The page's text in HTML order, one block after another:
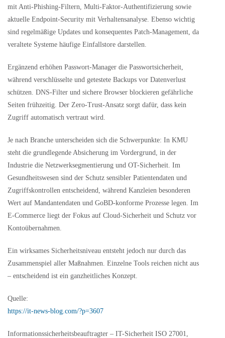
mit Anti-Phishing-Filtern, Multi-Faktor-Authentifizierung sowie
aktuelle Endpoint-Security mit Verhaltensanalyse. Ebenso wichtig
sind regelmäßige Updates und konsequentes Patch-Management, da
veraltete Systeme häufige Einfallstore darstellen.
Ergänzend erhöhen Passwort-Manager die Passwortsicherheit,
während verschlüsselte und getestete Backups vor Datenverlust
schützen. DNS-Filter und sichere Browser blockieren gefährliche
Seiten frühzeitig. Der Zero-Trust-Ansatz sorgt dafür, dass kein
Zugriff automatisch vertraut wird.
Je nach Branche unterscheiden sich die Schwerpunkte: In KMU
steht die grundlegende Absicherung im Vordergrund, in der
Industrie die Netzwerksegmentierung und OT-Sicherheit. Im
Gesundheitswesen sind der Schutz sensibler Patientendaten und
Zugriffskontrollen entscheidend, während Kanzleien besonderen
Wert auf Mandantendaten und GoBD-konforme Prozesse legen. Im
E-Commerce liegt der Fokus auf Cloud-Sicherheit und Schutz vor
Kontoübernahmen.
Ein wirksames Sicherheitsniveau entsteht jedoch nur durch das
Zusammenspiel aller Maßnahmen. Einzelne Tools reichen nicht aus
– entscheidend ist ein ganzheitliches Konzept.
Quelle:
https://it-news-blog.com/?p=3607
Informationssicherheitsbeauftragter – IT-Sicherheit ISO 27001,